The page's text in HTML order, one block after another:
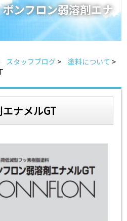
よくあるご質問
屋根リフォームについて
ンフロン弱溶剤エナ
スタッフブログ > 塗料について >
ナメルGT